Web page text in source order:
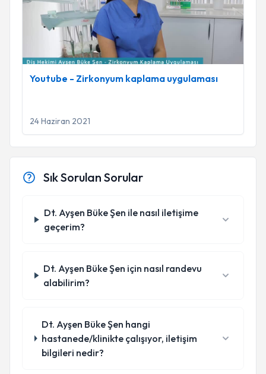
Youtube - Zirkonyum kaplama uygulaması
24 Haziran 2021
Sık Sorulan Sorular
Dt. Ayşen Büke Şen ile nasıl iletişime
geçerim?
Dt. Ayşen Büke Şen için nasıl randevu
alabilirim?
Dt. Ayşen Büke Şen hangi
hastanede/klinikte çalışıyor, iletişim
bilgileri nedir?